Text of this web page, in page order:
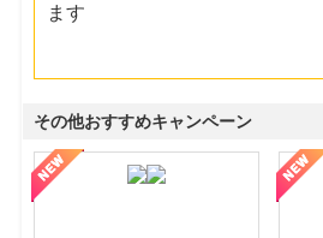
ます
その他おすすめキャンペーン